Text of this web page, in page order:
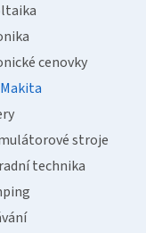
cenovky
stroje
technika